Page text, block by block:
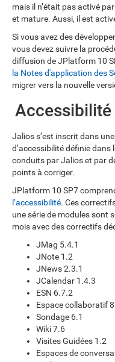
mais il n’était pas activé
et mature. Aussi, il est
Si vous avez des
vous devez suivre la
diffusion de JPlatform 10
la Notes d'application des
migrer vers la nouvelle
Accessibilité
Jalios s’est inscrit dans
d’accessibilité définie dans
conduits par Jalios et par
points à corriger.
JPlatform 10 SP7
l’accessibilité. Ces
une série de modules sont
mois avec des correctifs
JMag 5.4.1
JNote 1.2
JNews 2.3.1
JCalendar 1.4.3
ESN 6.7.2
Espace collaboratif
Sondage 6.1
Wiki 7.6
Visites Guidées 1.2
Espaces de